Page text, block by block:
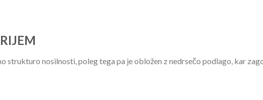
strukturo nosilnosti, poleg tega pa je obložen z nedrsečo podlago, kar